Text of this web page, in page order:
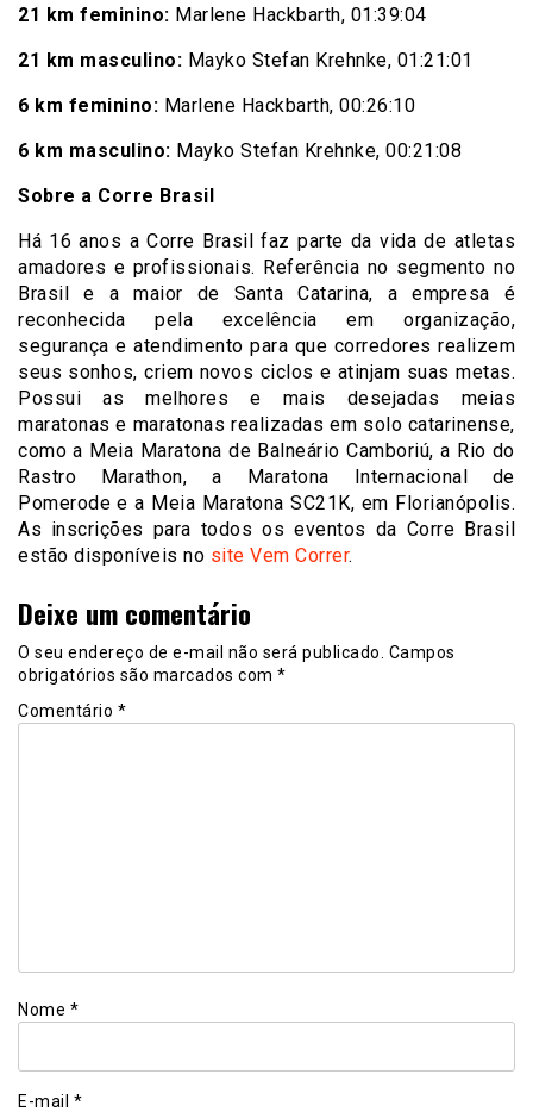
21 km feminino: Marlene Hackbarth, 01:39:04
21 km masculino: Mayko Stefan Krehnke, 01:21:01
6 km feminino: Marlene Hackbarth, 00:26:10
6 km masculino: Mayko Stefan Krehnke, 00:21:08
Sobre a Corre Brasil
Há 16 anos a Corre Brasil faz parte da vida de atletas
amadores e profissionais. Referência no segmento no
Brasil e a maior de Santa Catarina, a empresa é
reconhecida pela excelência em organização,
segurança e atendimento para que corredores realizem
seus sonhos, criem novos ciclos e atinjam suas metas.
Possui as melhores e mais desejadas meias
maratonas e maratonas realizadas em solo catarinense,
como a Meia Maratona de Balneário Camboriú, a Rio do
Rastro Marathon, a Maratona Internacional de
Pomerode e a Meia Maratona SC21K, em Florianópolis.
As inscrições para todos os eventos da Corre Brasil
estão disponíveis no site Vem Correr.
Deixe um comentário
O seu endereço de e-mail não será publicado. Campos
obrigatórios são marcados com *
Comentário *
Nome *
E-mail *